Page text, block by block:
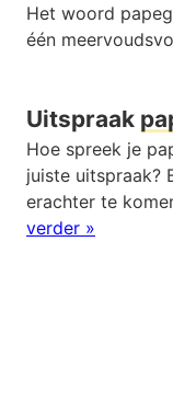
Het woord
één
Uitspraak
Hoe spreek je
juiste uitspraak?
erachter te
verder »